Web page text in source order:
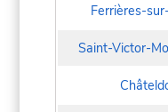
Ferrières-
Saint-Victor-